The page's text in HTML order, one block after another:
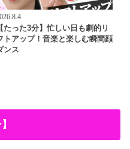
【たった3分】忙しい日も劇的リ
トアップ！音楽と楽しむ瞬間顔
ンス